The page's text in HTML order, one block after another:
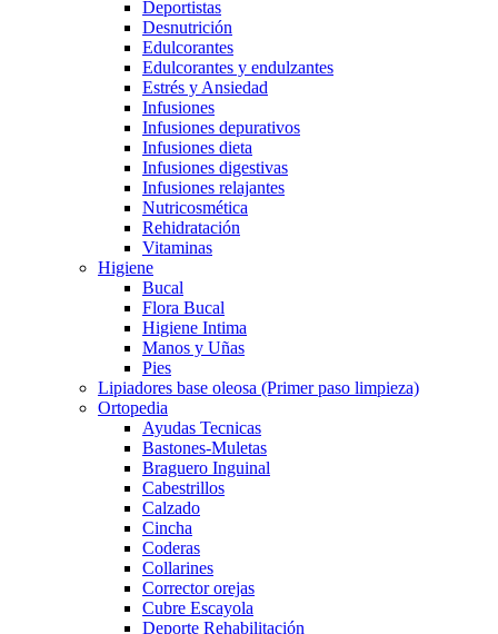
Deportistas
Desnutrición
Edulcorantes
Edulcorantes y endulzantes
Estrés y Ansiedad
Infusiones
Infusiones depurativos
Infusiones dieta
Infusiones digestivas
Infusiones relajantes
Nutricosmética
Rehidratación
Vitaminas
Higiene
Bucal
Flora Bucal
Higiene Intima
Manos y Uñas
Pies
Lipiadores base oleosa (Primer paso limpieza)
Ortopedia
Ayudas Tecnicas
Bastones-Muletas
Braguero Inguinal
Cabestrillos
Calzado
Cincha
Coderas
Collarines
Corrector orejas
Cubre Escayola
Deporte Rehabilitación